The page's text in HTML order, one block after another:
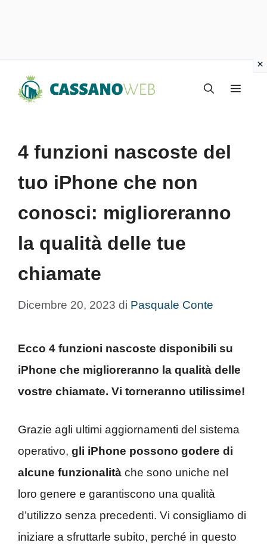
Menu
4 funzioni nascoste del
tuo iPhone che non
conosci: miglioreranno
la qualità delle tue
chiamate
Dicembre 20, 2023 di Pasquale Conte
Ecco 4 funzioni nascoste disponibili su
iPhone che miglioreranno la qualità delle
vostre chiamate. Vi torneranno utilissime!
Grazie agli ultimi aggiornamenti del sistema
operativo, gli iPhone possono godere di
alcune funzionalità che sono uniche nel
loro genere e garantiscono una qualità
d’utilizzo senza precedenti. Vi consigliamo di
iniziare a sfruttarle subito, perché in questo